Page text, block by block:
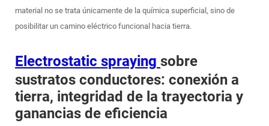
material no se trata únicamente de la química superficial, sino de
posibilitar un camino eléctrico funcional hacia tierra.
Electrostatic spraying sobre
sustratos conductores: conexión a
tierra, integridad de la trayectoria y
ganancias de eficiencia